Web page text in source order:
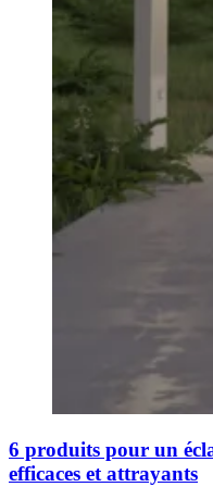
6 produits pour un
efficaces et attrayants